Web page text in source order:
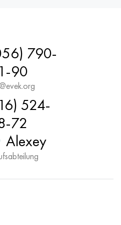
790-
90
524-
72
Alexey